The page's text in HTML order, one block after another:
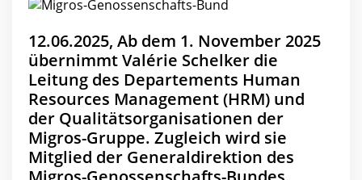
12.06.2025, Ab dem 1. November 2025
übernimmt Valérie Schelker die
Leitung des Departements Human
Resources Management (HRM) und
der Qualitätsorganisationen der
Migros-Gruppe. Zugleich wird sie
Mitglied der Generaldirektion des